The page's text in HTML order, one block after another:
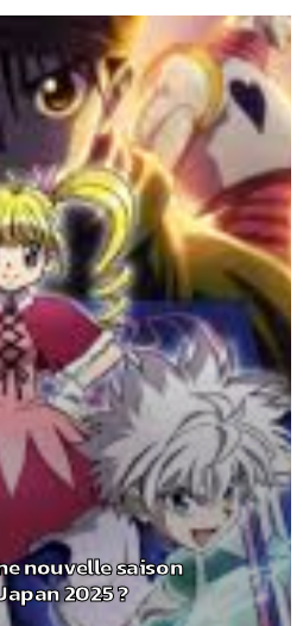
nouvelle saison
2025 ?